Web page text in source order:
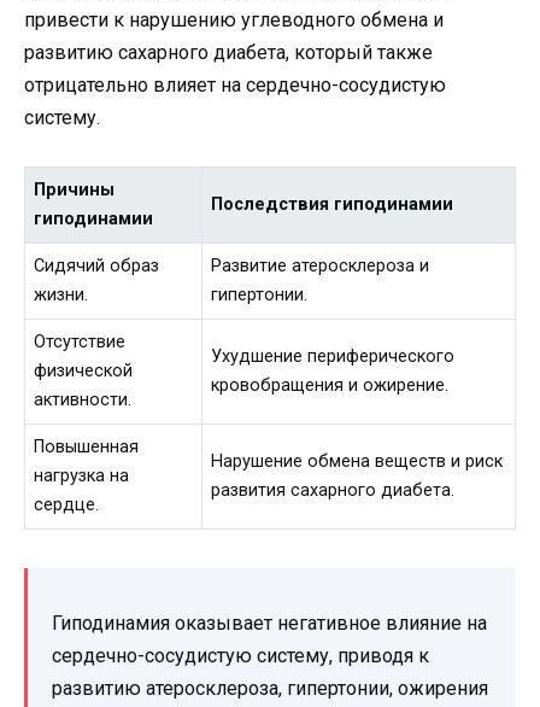
привести к нарушению углеводного обмена и
развитию сахарного диабета, который также
отрицательно влияет на сердечно-сосудистую
систему.
Причины
гиподинамии
Последствия гиподинамии
Сидячий образ
жизни.
Развитие атеросклероза и
гипертонии.
Отсутствие
физической
активности.
Ухудшение периферического
кровобращения и ожирение.
Повышенная
нагрузка на
сердце.
Нарушение обмена веществ и риск
развития сахарного диабета.
Гиподинамия оказывает негативное влияние на
сердечно-сосудистую систему, приводя к
развитию атеросклероза, гипертонии, ожирения